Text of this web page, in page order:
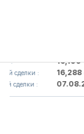
: 16,100
сделки : 16,288(
сделки :